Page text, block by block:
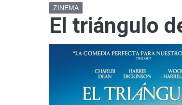
ZINEMA
El triángulo